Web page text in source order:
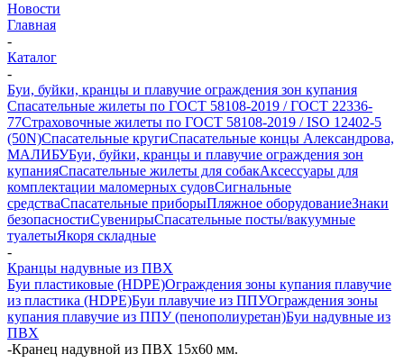
Новости
Главная
-
Каталог
-
Буи, буйки, кранцы и плавучие ограждения зон купания
Спасательные жилеты по ГОСТ 58108-2019 / ГОСТ 22336-
77Страховочные жилеты по ГОСТ 58108-2019 / ISO 12402-5
(50N)Спасательные кругиСпасательные концы Александрова,
МАЛИБУБуи, буйки, кранцы и плавучие ограждения зон
купанияСпасательные жилеты для собакАксессуары для
комплектации маломерных судовСигнальные
средстваСпасательные приборыПляжное оборудованиеЗнаки
безопасностиСувенирыСпасательные посты/вакуумные
туалетыЯкоря складные
-
Кранцы надувные из ПВХ
Буи пластиковые (HDPE)Ограждения зоны купания плавучие
из пластика (HDPE)Буи плавучие из ППУОграждения зоны
купания плавучие из ППУ (пенополиуретан)Буи надувные из
ПВХ
-Кранец надувной из ПВХ 15х60 мм.